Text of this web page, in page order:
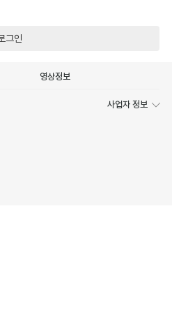
그인
영상정보
사업자 정보